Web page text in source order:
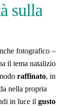
sulla
fotografico –
il tema natalizio
raffinato, in
nella propria
in luce il gusto